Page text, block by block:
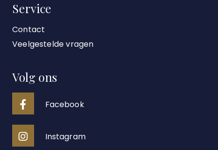
Service
Contact
Veelgestelde vragen
Volg ons
Facebook
Instagram